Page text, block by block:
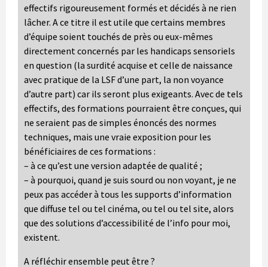
effectifs rigoureusement formés et décidés à ne rien
lâcher. A ce titre il est utile que certains membres
d’équipe soient touchés de près ou eux-mêmes
directement concernés par les handicaps sensoriels
en question (la surdité acquise et celle de naissance
avec pratique de la LSF d’une part, la non voyance
d’autre part) car ils seront plus exigeants. Avec de tels
effectifs, des formations pourraient être conçues, qui
ne seraient pas de simples énoncés des normes
techniques, mais une vraie exposition pour les
bénéficiaires de ces formations :
– à ce qu’est une version adaptée de qualité ;
– à pourquoi, quand je suis sourd ou non voyant, je ne
peux pas accéder à tous les supports d’information
que diffuse tel ou tel cinéma, ou tel ou tel site, alors
que des solutions d’accessibilité de l’info pour moi,
existent.
A réfléchir ensemble peut être ?